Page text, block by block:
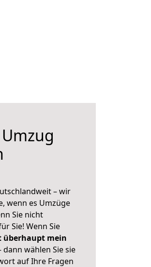
– wir
wenn es Umzüge
Sie nicht
Sie! Wenn Sie
überhaupt mein
wählen Sie sie
auf Ihre Fragen